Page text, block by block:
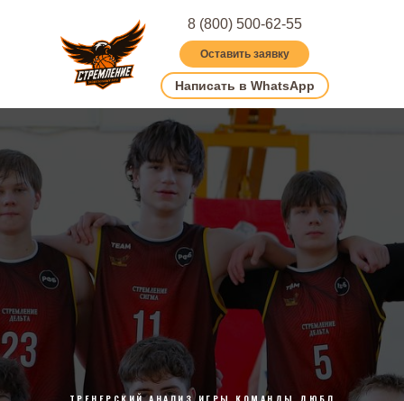
Оставить заявку
8 (800) 500-62-55
Написать в WhatsApp